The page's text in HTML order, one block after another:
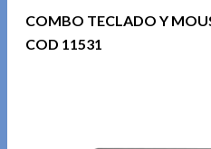
COMBO TECLADO Y
COD 11531